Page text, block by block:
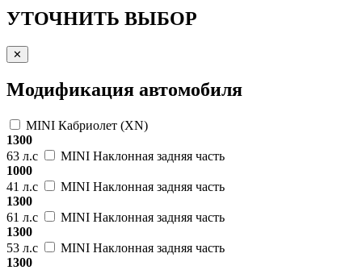
УТОЧНИТЬ ВЫБОР
✕
Модификация автомобиля
MINI Кабриолет (XN)
1300
63 л.с
MINI Наклонная задняя часть
1000
41 л.с
MINI Наклонная задняя часть
1300
61 л.с
MINI Наклонная задняя часть
1300
53 л.с
MINI Наклонная задняя часть
1300